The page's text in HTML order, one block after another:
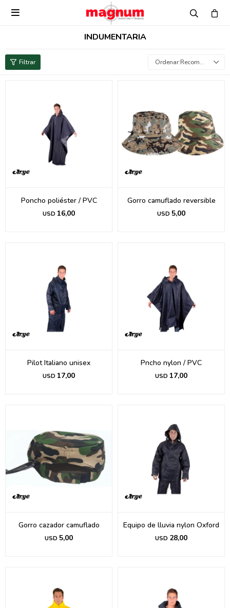

INDUMENTARIA
Recomendados
Poncho poliéster / PVC
USD 16,00
Gorro camuflado reversible
USD 5,00
Pilot Italiano unisex
USD 17,00
Pncho nylon / PVC
USD 17,00
Gorro cazador camuflado
USD 5,00
Equipo de lluvia nylon Oxford
USD 28,00